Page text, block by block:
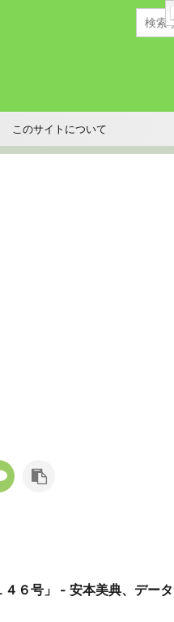
このサイトについて
６号」 - 安本美典、デー